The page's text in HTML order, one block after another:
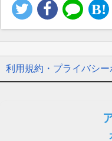
利用規約・プライバシー